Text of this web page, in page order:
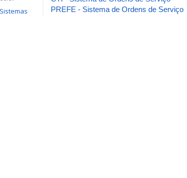
Sistemas
PREFE - Sistema de Ordens de Serviço